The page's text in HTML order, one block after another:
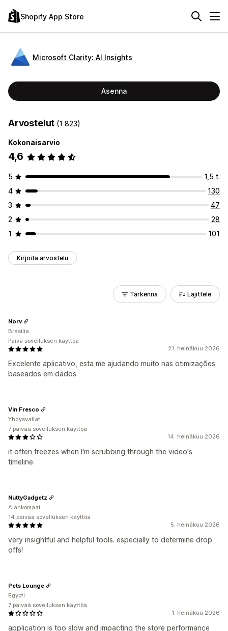
Shopify App Store
Microsoft Clarity: AI Insights
Asenna
Arvostelut (1 823)
Kokonaisarvio
4,6
5
1,5 t.
4
130
3
47
2
28
1
101
Kirjoita arvostelu
Tarkenna Lajittele
21. heinäkuu 2026
Excelente aplicativo, esta me ajudando muito nas otimizações
baseados em dados
Norv
Brasilia
Päivä sovelluksen käyttöä
14. heinäkuu 2026
it often freezes when I'm scrubbing through the video's
timeline.
Vin Fresco
Yhdysvallat
7 päivää sovelluksen käyttöä
5. heinäkuu 2026
very insightful and helpful tools. especially to determine drop
offs!
NuttyGadgetz
Alankomaat
14 päivää sovelluksen käyttöä
1. heinäkuu 2026
application is too slow and impacting the store performance
Pets Lounge
Egypti
7 päivää sovelluksen käyttöä